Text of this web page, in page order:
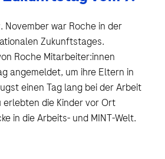
November war Roche in der
Zukunftstages.
Roche Mitarbeiter:innen
angemeldet, um ihre Eltern in
einen Tag lang bei der Arbeit
erlebten die Kinder vor Ort
in die Arbeits- und MINT-Welt.